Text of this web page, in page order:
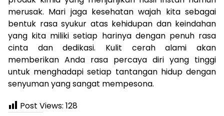
merusak. Mari jaga kesehatan wajah kita sebagai
bentuk rasa syukur atas kehidupan dan keindahan
yang kita miliki setiap harinya dengan penuh rasa
cinta dan dedikasi. Kulit cerah alami akan
memberikan Anda rasa percaya diri yang tinggi
untuk menghadapi setiap tantangan hidup dengan
senyuman yang sangat mempesona.
Post Views: 128